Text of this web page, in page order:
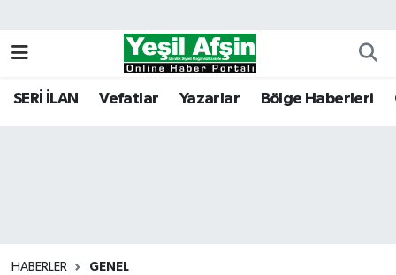
SERİ İLAN Vefatlar Yazarlar Bölge Haberleri
HABERLER GENEL
Kahramanmaraş Nöbetçi Eczaneler